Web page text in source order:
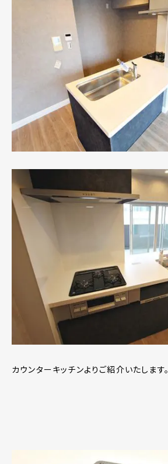
カウンターキッチンよりご紹介いたします。